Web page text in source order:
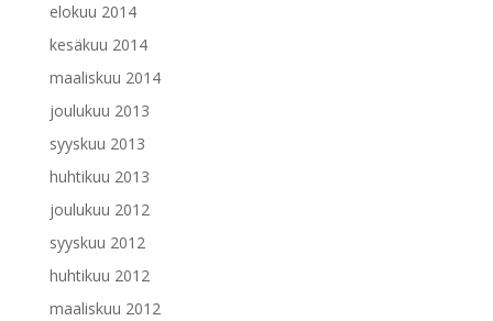
elokuu 2014
kesäkuu 2014
maaliskuu 2014
joulukuu 2013
syyskuu 2013
huhtikuu 2013
joulukuu 2012
syyskuu 2012
huhtikuu 2012
maaliskuu 2012